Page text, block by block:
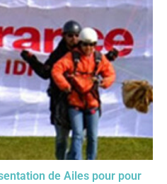
de Ailes pour pour